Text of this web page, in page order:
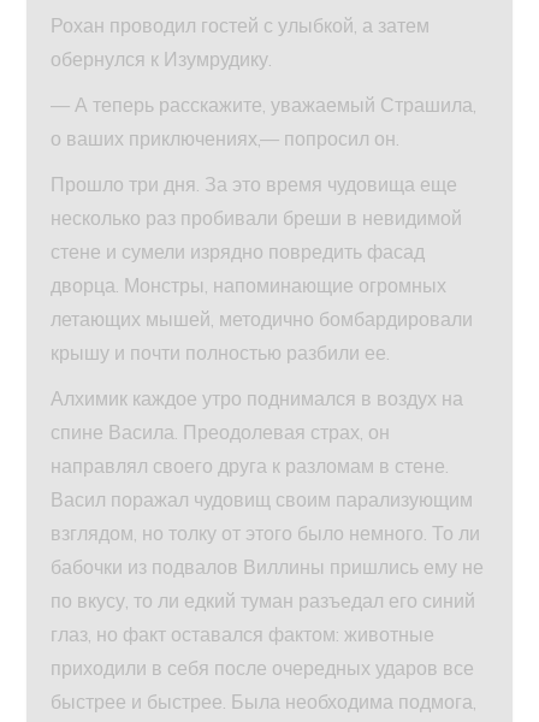
Рохан проводил гостей с улыбкой, а затем
обернулся к Изумрудику.
— А теперь расскажите, уважаемый Страшила,
о ваших приключениях,— попросил он.
Прошло три дня. За это время чудовища еще
несколько раз пробивали бреши в невидимой
стене и сумели изрядно повредить фасад
дворца. Монстры, напоминающие огромных
летающих мышей, методично бомбардировали
крышу и почти полностью разбили ее.
Алхимик каждое утро поднимался в воздух на
спине Васила. Преодолевая страх, он
направлял своего друга к разломам в стене.
Васил поражал чудовищ своим парализующим
взглядом, но толку от этого было немного. То ли
бабочки из подвалов Виллины пришлись ему не
по вкусу, то ли едкий туман разъедал его синий
глаз, но факт оставался фактом: животные
приходили в себя после очередных ударов все
быстрее и быстрее. Была необходима подмога,